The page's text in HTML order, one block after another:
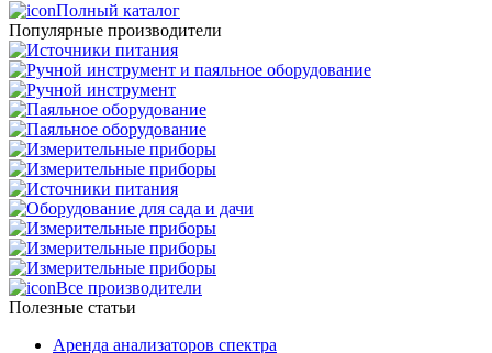
Полный каталог
Популярные производители
Все производители
Полезные статьи
Аренда анализаторов спектра